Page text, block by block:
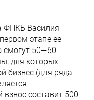
ФПКБ Василия
этапе ее
смогут 50—60
для которых
бизнес (для ряда
взнос составит 500